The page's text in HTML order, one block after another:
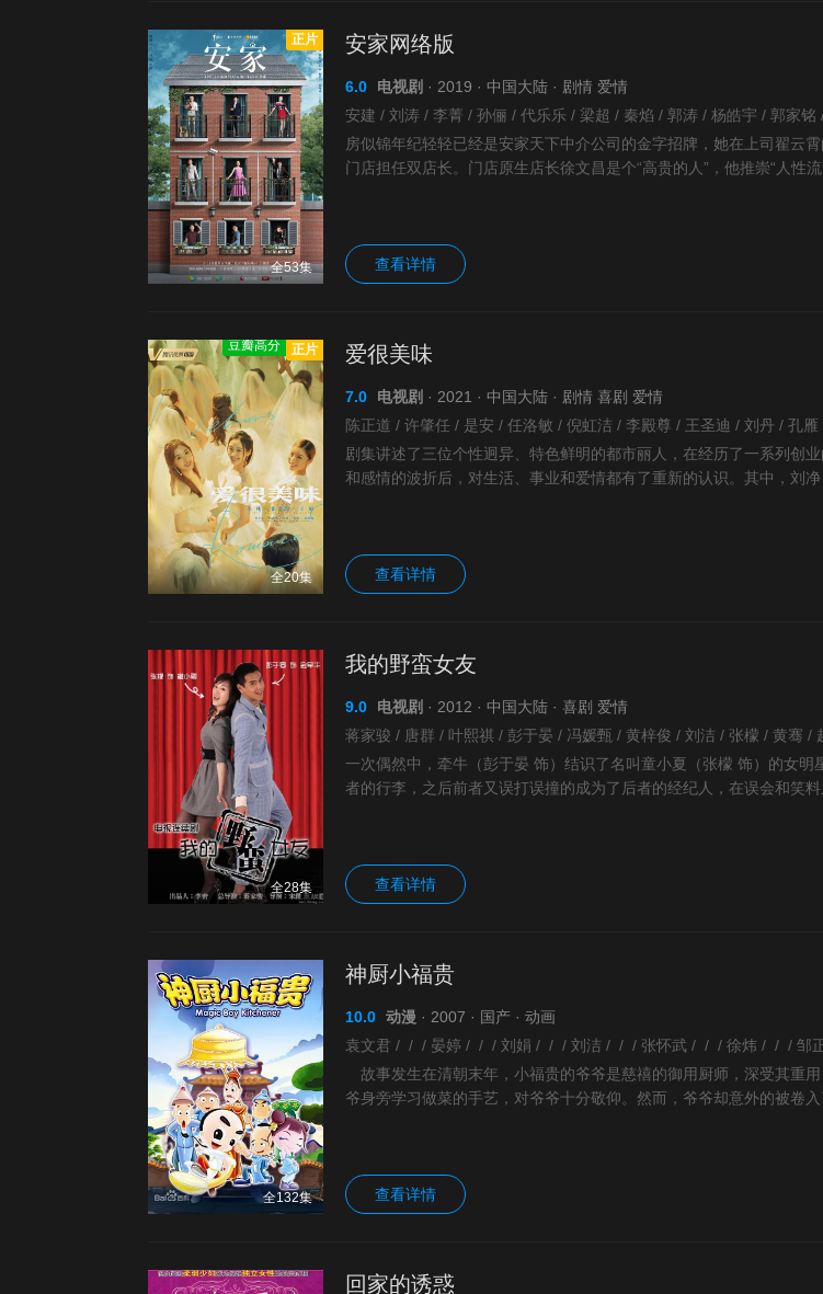
正片
全53集
安家网络版
6.0 电视剧 · 2019 · 中国大陆 · 剧情 爱情
房似锦年纪轻轻已经是安家天下中介公司的金字招牌，她在上司翟云
门店担任双店长。门店原生店长徐文昌是个“高贵的人”，他推崇“人性流
查看详情
豆瓣高分 正片
全20集
爱很美味
7.0 电视剧 · 2021 · 中国大陆 · 剧情 喜剧 爱情
剧集讲述了三位个性迥异、特色鲜明的都市丽人，在经历了一系列创业
和感情的波折后，对生活、事业和爱情都有了重新的认识。其中，刘净
查看详情
全28集
我的野蛮女友
9.0 电视剧 · 2012 · 中国大陆 · 喜剧 爱情
一次偶然中，牵牛（彭于晏 饰）结识了名叫童小夏（张檬 饰）的女明
者的行李，之后前者又误打误撞的成为了后者的经纪人，在误会和笑料
查看详情
全132集
神厨小福贵
10.0 动漫 · 2007 · 国产 · 动画
故事发生在清朝末年，小福贵的爷爷是慈禧的御用厨师，深受其重
爷身旁学习做菜的手艺，对爷爷十分敬仰。然而，爷爷却意外的被卷入
查看详情
回家的诱惑